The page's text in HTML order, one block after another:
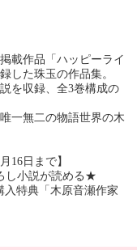
載作品「ハッピーライ
した珠玉の作品集。
を収録、全3巻構成の
一無二の物語世界の木
16日まで】
し小説が読める★
入特典「木原音瀬作家